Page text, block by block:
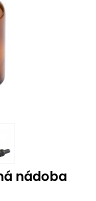
nádoba